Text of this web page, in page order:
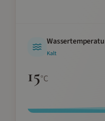
Kalt
15°C